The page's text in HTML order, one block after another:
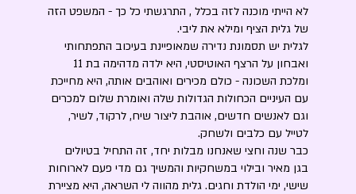
לא הייתי מוכנה לזה בכלל , התרגשתי כל כך - המשפט הזה
של גלית הציף ומילא את ליבי.
לגלית יש תסמונת נדירה שמאופיינת בעיכוב התפתחותי
ואבחון על הרצף האוטיסטי, היא ילדה מדהימה בת 11
ומלכת השכונה - כולם מכירים ואוהבים אותה, היא מחייכת
עם העיניים הכחולות הגדולות שלה ואומרת שלום למכרים
וגם לאנשים חדשים, אוהבת ליצור שיח, לרקוד, לשיר,
לטייל עם כלבים ולשחק.
כבר שנה וחצי שאנחנו מבלות יחד, זה התחיל בטיולים
בגן מאיר ובילוי במשחקיות והמשיך גם מדי פעם לארוחות
שישי, ימי הולדת וחגים. גלית מהווה לי השראה, היא מציירת